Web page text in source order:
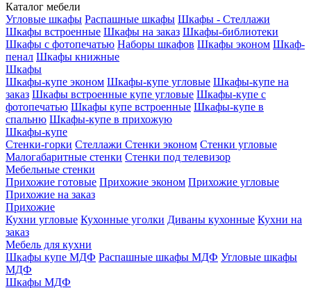
Каталог мебели
Угловые шкафы Распашные шкафы Шкафы - Стеллажи
Шкафы встроенные Шкафы на заказ Шкафы-библиотеки
Шкафы с фотопечатью Наборы шкафов Шкафы эконом Шкаф-
пенал Шкафы книжные
Шкафы
Шкафы-купе эконом Шкафы-купе угловые Шкафы-купе на
заказ Шкафы встроенные купе угловые Шкафы-купе с
фотопечатью Шкафы купе встроенные Шкафы-купе в
спальню Шкафы-купе в прихожую
Шкафы-купе
Стенки-горки Стеллажи Стенки эконом Стенки угловые
Малогабаритные стенки Стенки под телевизор
Мебельные стенки
Прихожие готовые Прихожие эконом Прихожие угловые
Прихожие на заказ
Прихожие
Кухни угловые Кухонные уголки Диваны кухонные Кухни на
заказ
Мебель для кухни
Шкафы купе МДФ Распашные шкафы МДФ Угловые шкафы
МДФ
Шкафы МДФ